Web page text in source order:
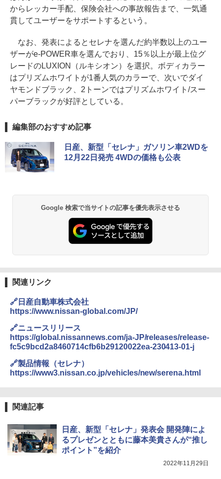
からレッカー手配、保険会社への事故報告まで、一気通
貫してユーザーをサポートするという。
なお、発表によるとセレナを選んだ約半数以上のユー
ザーがe-POWER車を選んでおり、15％以上が最上位グ
レードのLUXION（ルキシオン）を選択。ボディカラー
はプリズムホワイトが1番人気のカラーで、次いでダイ
ヤモンドブラック、2トーンではプリズムホワイト/スー
パーブラックが好評としている。
編集部のおすすめ記事
日産、新型「セレナ」ガソリン車2WDを
12月22日発売 4WDの価格も公表
Google 検索で当サイトの記事を優先表示させる
関連リンク
🔗日産自動車株式会社
https://www.nissan-global.com/JP/
🔗ニュースリリース
https://global.nissannews.com/ja-JP/releases/release-
fc5c9bcd2a8460714cfb6b29120022ea-230413-01-j
🔗製品情報（セレナ）
https://www3.nissan.co.jp/vehicles/new/serena.html
関連記事
日産、新型「セレナ」発表会 開発陣によ
るプレゼンとともに藤本美貴さんが“推し
ポイント”を紹介
2022年11月29日